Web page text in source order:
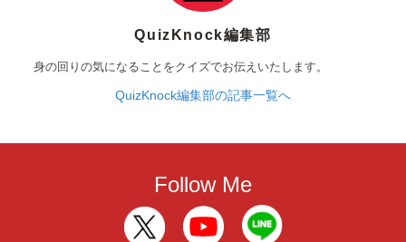
QuizKnock編集部
身の回りの気になることをクイズでお伝えいたします。
QuizKnock編集部の記事一覧へ
Follow Me